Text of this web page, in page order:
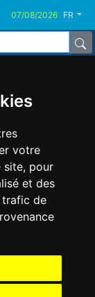
votre
site, pour
et des
trafic de
FR